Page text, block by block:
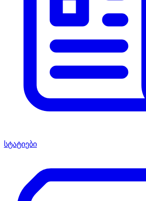
სტატიები